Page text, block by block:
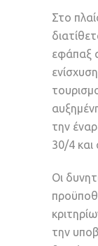
Στο
εφάπαξ
την
30/4
Οι
την